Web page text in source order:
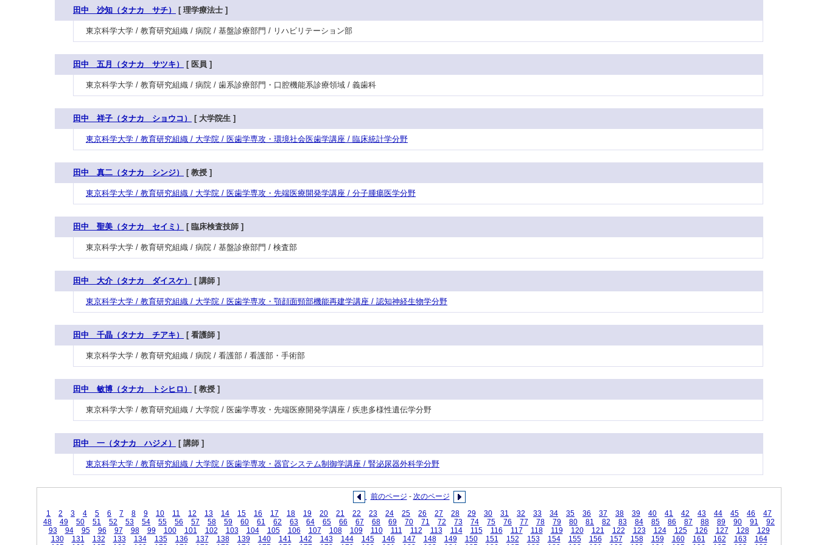
田中 沙知（タナカ サチ） [ 理学療法士 ]
東京科学大学 / 教育研究組織 / 病院 / 基盤診療部門 / リハビリテーション部
田中 五月（タナカ サツキ） [ 医員 ]
東京科学大学 / 教育研究組織 / 病院 / 歯系診療部門・口腔機能系診療領域 / 義歯科
田中 祥子（タナカ ショウコ） [ 大学院生 ]
東京科学大学 / 教育研究組織 / 大学院 / 医歯学専攻・環境社会医歯学講座 / 臨床統計学分野
田中 真二（タナカ シンジ） [ 教授 ]
東京科学大学 / 教育研究組織 / 大学院 / 医歯学専攻・先端医療開発学講座 / 分子腫瘍医学分野
田中 聖美（タナカ セイミ） [ 臨床検査技師 ]
東京科学大学 / 教育研究組織 / 病院 / 基盤診療部門 / 検査部
田中 大介（タナカ ダイスケ） [ 講師 ]
東京科学大学 / 教育研究組織 / 大学院 / 医歯学専攻・顎顔面頸部機能再建学講座 / 認知神経生物学分野
田中 千晶（タナカ チアキ） [ 看護師 ]
東京科学大学 / 教育研究組織 / 病院 / 看護部 / 看護部・手術部
田中 敏博（タナカ トシヒロ） [ 教授 ]
東京科学大学 / 教育研究組織 / 大学院 / 医歯学専攻・先端医療開発学講座 / 疾患多様性遺伝学分野
田中 一（タナカ ハジメ） [ 講師 ]
東京科学大学 / 教育研究組織 / 大学院 / 医歯学専攻・器官システム制御学講座 / 腎泌尿器外科学分野
前のページ - 次のページ
1
2 3 4 5 6 7 8 9 10 11 12 13 14 15 16 17 18 19 20 21 22 23 24 25 26 27 28 29 30 31 32 33 34 35 36 37 38 39 40 41 42 43 44 45 46
47
48
49 50 51 52 53 54 55 56 57 58 59 60 61 62 63 64 65 66 67 68 69 70 71 72 73 74 75 76 77 78 79 80 81 82 83 84 85 86 87 88 89 90 91
92
93
94 95 96 97 98 99 100 101 102 103 104 105 106 107 108 109 110 111 112 113 114 115 116 117 118 119 120 121 122 123 124 125 126 127 128
129
130
131 132 133 134 135 136 137 138 139 140 141 142 143 144 145 146 147 148 149 150 151 152 153 154 155 156 157 158 159 160 161 162 163
164